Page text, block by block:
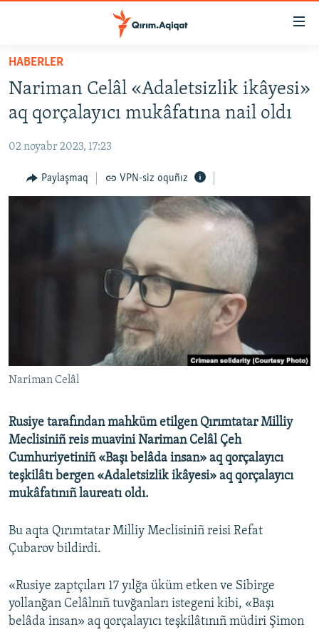
Esas
qaytmaq
Baş
navigatsiyağa
qaytmaq
qaytmaq
İQTİSADİYAT
CEMİYET
MEDENİYET
Українською
RFE/RS bütün saytları
HABERLER
Nariman Celâl «Adaletsizlik ikâyesi»
aq qorçalayıcı mukâfatına nail oldı
02 noyabr 2023, 17:23
Paylaşmaq VPN-siz oquñız
Nariman Celâl
Rusiye tarafından mahküm etilgen Qırımtatar Milliy
Meclisiniñ reis muavini Nariman Celâl Çeh
Cumhuriyetiniñ «Başı belâda insan» aq qorçalayıcı
teşkilâtı bergen «Adaletsizlik ikâyesi» aq qorçalayıcı
mukâfatınıñ laureatı oldı.
Bu aqta Qırımtatar Milliy Meclisiniñ reisi Refat
Çubarov bildirdi.
«Rusiye zaptçıları 17 yılğa üküm etken ve Sibirge
yollanğan Celâlnıñ tuvğanları istegeni kibi, «Başı
belâda insan» aq qorçalayıcı teşkilâtınıñ müdiri Şimon